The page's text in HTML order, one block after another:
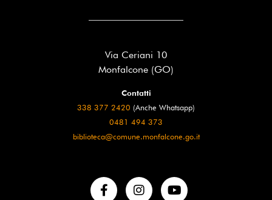
Via Ceriani 10
Monfalcone (GO)
Contatti
338 377 2420 (Anche Whatsapp)
0481 494 373
biblioteca@comune.monfalcone.go.it